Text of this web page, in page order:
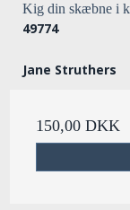
Kig din skæbne i
49774
Jane Struthers
150,00 DKK